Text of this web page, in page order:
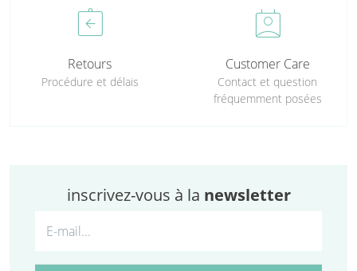
assignment_return
Retours
Procédure et délais
perm_contact_calendar
Customer Care
Contact et question
fréquemment posées
inscrivez-vous à la newsletter